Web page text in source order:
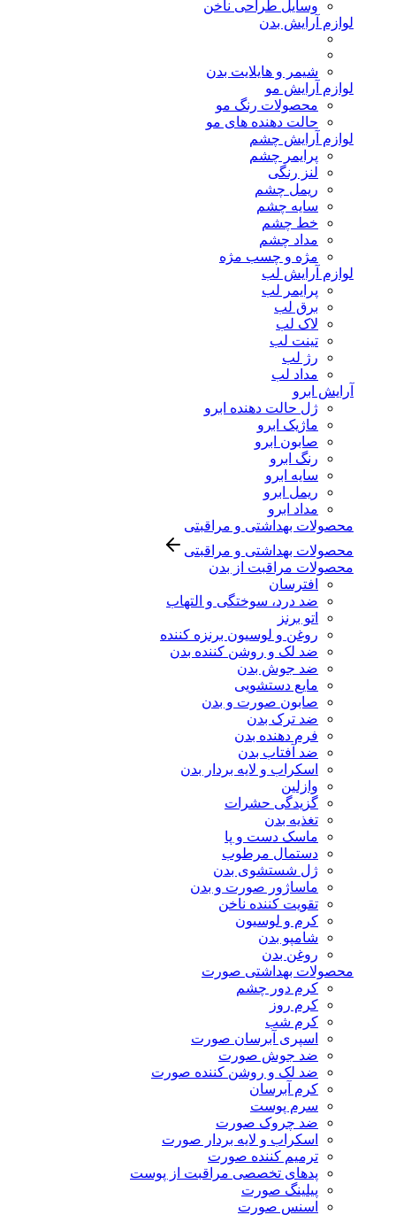
وسایل طراحی ناخن
لوازم آرایش بدن
شیمر و هایلایت بدن
لوازم آرایش مو
محصولات رنگ مو
حالت دهنده های مو
لوازم آرایش چشم
پرایمر چشم
لنز رنگی
ریمل چشم
سایه چشم
خط چشم
مداد چشم
مژه و چسب مژه
لوازم آرایش لب
پرایمر لب
برق لب
لاک لب
تینت لب
رژ لب
مداد لب
آرایش ابرو
ژل حالت دهنده ابرو
ماژیک ابرو
صابون ابرو
رنگ ابرو
سایه ابرو
ریمل ابرو
مداد ابرو
محصولات بهداشتی و مراقبتی
محصولات بهداشتی و مراقبتی
محصولات مراقبت از بدن
افترسان
ضد درد، سوختگی و التهاب
اتو برنز
روغن و لوسیون برنزه کننده
ضد لک و روشن کننده بدن
ضد جوش بدن
مایع دستشویی
صابون صورت و بدن
ضد ترک بدن
فرم دهنده بدن
ضد آفتاب بدن
اسکراب و لایه بردار بدن
وازلین
گزیدگی حشرات
تغذیه بدن
ماسک دست و پا
دستمال مرطوب
ژل شستشوی بدن
ماساژور صورت و بدن
تقویت کننده ناخن
کرم و لوسیون
شامپو بدن
روغن بدن
محصولات بهداشتی صورت
کرم دور چشم
کرم روز
کرم شب
اسپری آبرسان صورت
ضد جوش صورت
ضد لک و روشن کننده صورت
کرم آبرسان
سرم پوست
ضد چروک صورت
اسکراب و لایه بردار صورت
ترمیم کننده صورت
پدهای تخصصی مراقبت از پوست
پیلینگ صورت
اسنس صورت